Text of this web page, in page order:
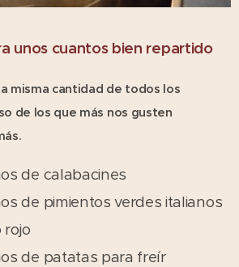
unos cuantos bien repartido
misma cantidad de todos los
de los que más nos gusten
de calabacines
de pimientos verdes italianos
rojo
de patatas para freír